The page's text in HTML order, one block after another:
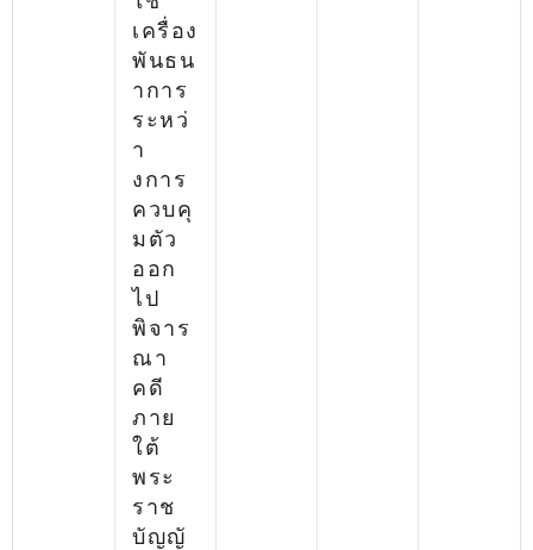
เครื่อง
พันธน
าการ
ระหว่
า
งการ
ควบคุ
มตัว
ออก
ไป
พิจาร
ณา
คดี
ภาย
ใต้
พระ
ราช
บัญญั